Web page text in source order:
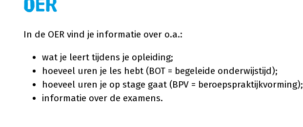
OER
In de OER vind je informatie over o.a.:
wat je leert tijdens je opleiding;
hoeveel uren je les hebt (BOT = begeleide onderwijstijd);
hoeveel uren je op stage gaat (BPV = beroepspraktijkvorming);
informatie over de examens.